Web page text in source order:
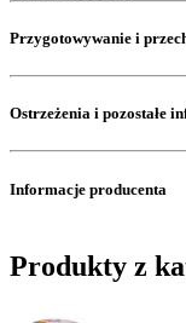
Przygotowywanie i
Ostrzeżenia i pozostałe
Informacje producenta
Produkty z